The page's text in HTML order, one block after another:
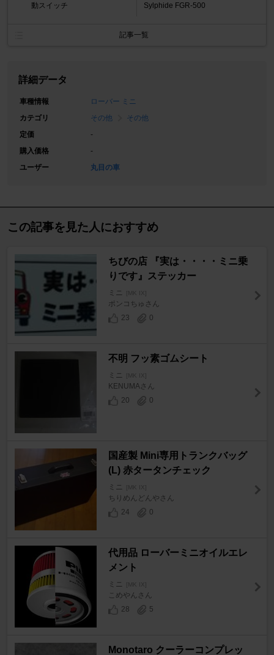
動スイッチ
Sylphide FGR-500
記事一覧
詳細データ
車種情報
ローバー ミニ
カテゴリ
その他
その他
定価
-
購入価格
-
ユーザー
丸目の車
この記事を見た人におすすめ
ちびの店 『実は・・・・ミニ乗
りです』ステッカー
ミニ [MK IX]
ポンコちゅさん
23
0
不明 フッ素ゴムシート
ミニ [MK IX]
KENUMAさん
20
0
国産製 Mini専用トランクバッグ
(L) 赤タータンチェック
ミニ [MK IX]
ちりめんどんやさん
24
0
代用品 ローバーミニオイルエレ
メント
ミニ [MK IX]
こめやんさん
28
5
Monotaro クーラーコンプレッ